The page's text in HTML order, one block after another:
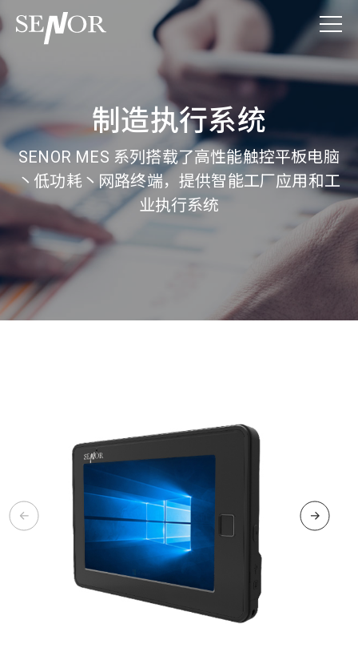
制造执行系统
SENOR MES 系列搭载了高性能触控平板电脑
丶低功耗丶网路终端，提供智能工厂应用和工
业执行系统